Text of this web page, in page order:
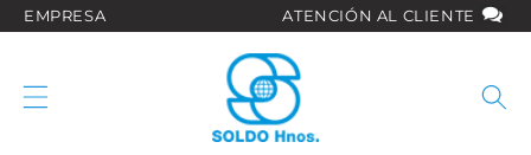
directamente
EMPRESA ATENCIÓN AL CLIENTE